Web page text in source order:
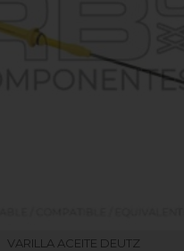
VARILLA ACEITE DEUTZ